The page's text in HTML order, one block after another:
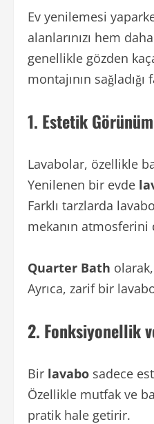
Ev yenilemesi
alanlarınızı hem
genellikle gözden
montajının
1. Estetik
Lavabolar, özellikle
Yenilenen bir evde
Farklı tarzlarda
mekanın atmosferini
Quarter Bath
Ayrıca, zarif bir
2. Fonksiyonellik
Bir lavabo sadece
Özellikle mutfak ve
pratik hale getirir.